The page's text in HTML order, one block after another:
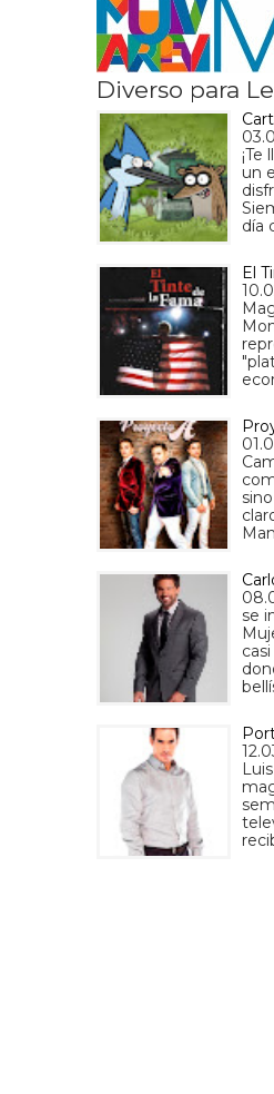
Diverso para
un
día
El
se